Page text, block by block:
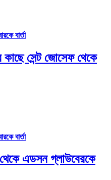
বার্তা
সেন্ট জোসেফ থেকে
বার্তা
এডসন গ্লাউবেরকে